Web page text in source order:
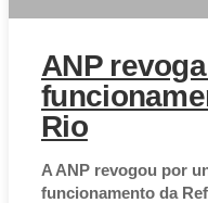
ANP
Rio
A ANP revogou por
funcionamento da